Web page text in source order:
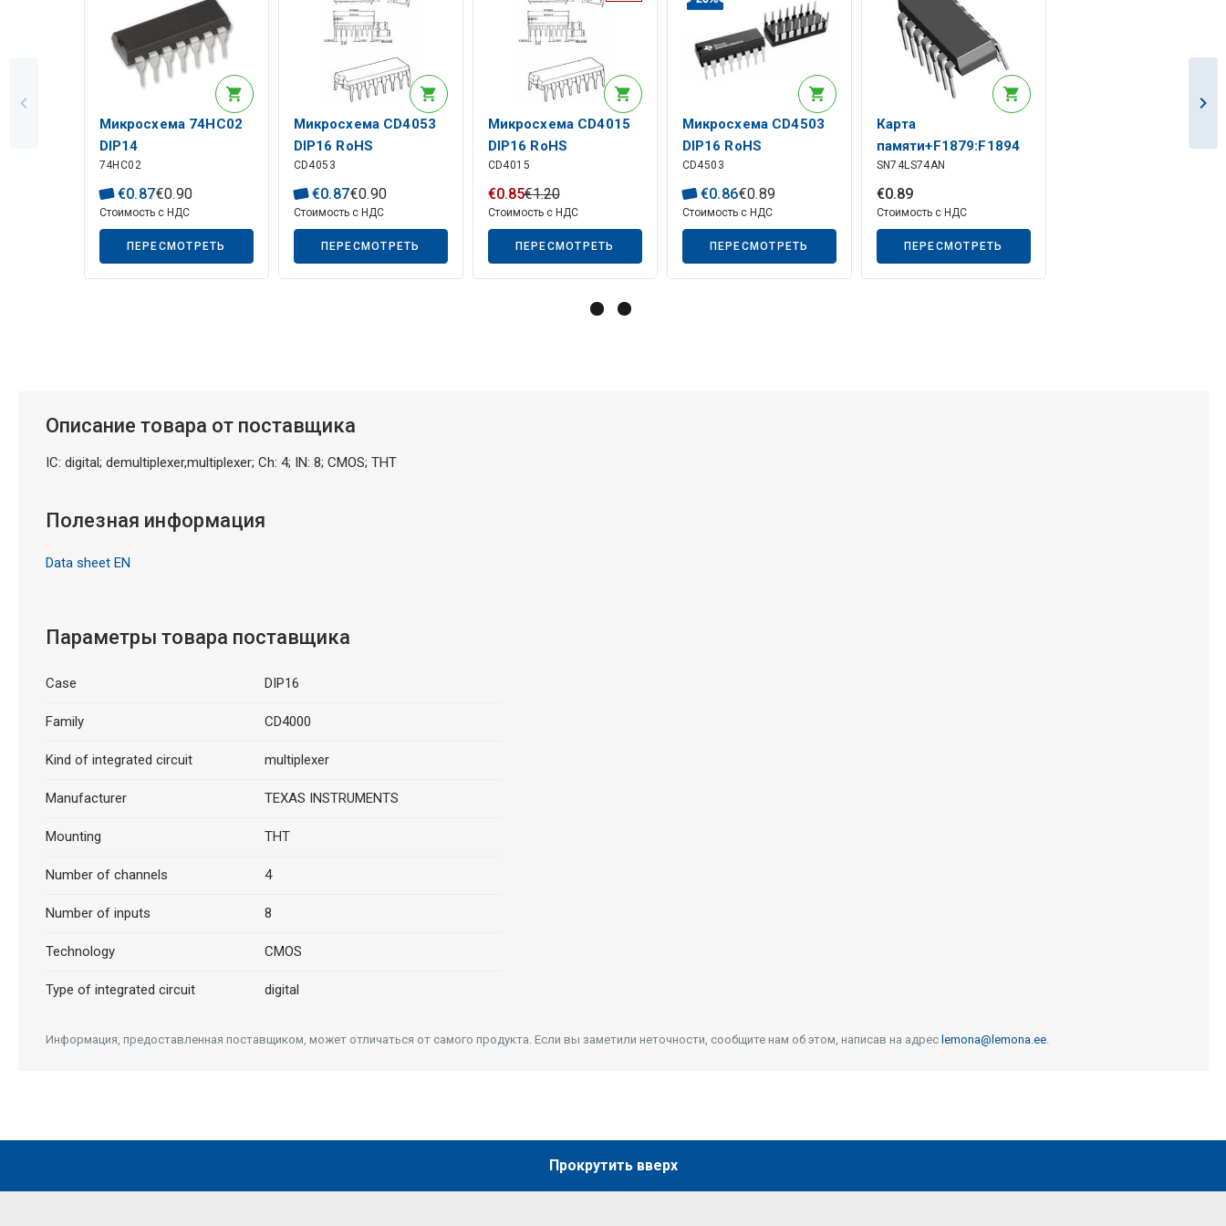
Микросхема 74HC02
DIP14
74HC02
€0.87€0.90
Стоимость с НДС
ПЕРЕСМОТРЕТЬ
Микросхема CD4053
DIP16 RoHS
CD4053
€0.87€0.90
Стоимость с НДС
ПЕРЕСМОТРЕТЬ
Микросхема CD4015
DIP16 RoHS
CD4015
€0.85€1.20
Стоимость с НДС
ПЕРЕСМОТРЕТЬ
Микросхема CD4503
DIP16 RoHS
CD4503
€0.86€0.89
Стоимость с НДС
ПЕРЕСМОТРЕТЬ
Карта
памяти+F1879:F1894
64 GB USB-C 3.2 Gen1
DataTraveler 70
SN74LS74AN
€0.89
Стоимость с НДС
ПЕРЕСМОТРЕТЬ
Описание товара от поставщика
IC: digital; demultiplexer,multiplexer; Ch: 4; IN: 8; CMOS; THT
Полезная информация
Data sheet EN
Параметры товара поставщика
Case DIP16
Family CD4000
Kind of integrated circuit multiplexer
Manufacturer TEXAS INSTRUMENTS
Mounting THT
Number of channels 4
Number of inputs 8
Technology CMOS
Type of integrated circuit digital
Информация, предоставленная поставщиком, может отличаться от самого продукта. Если вы заметили неточности, сообщите нам об этом, написав на адрес lemona@lemona.ee.
Прокрутить вверх